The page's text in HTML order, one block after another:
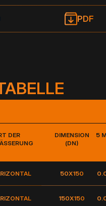
PDF
DER
DIMENSION
(DN)
5
50X150
150X150